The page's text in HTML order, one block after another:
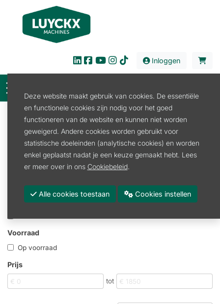
Inloggen
Filter
Verkoop
Tuingereedschap
Tuingereedschap Safebrush
Tuingereedschap Safebrush
Promoties
Merk
Voorraad
Op voorraad
Prijs
tot
Deze website maakt gebruik van cookies. De essentiële
en functionele cookies zijn nodig voor het goed
functioneren van de website en kunnen niet worden
geweigerd. Andere cookies worden gebruikt voor
statistische doeleinden (analytische cookies) en worden
enkel geplaatst nadat je een keuze gemaakt hebt. Lees
er meer over in ons Cookiebeleid.
Alle cookies toestaan Cookies instellen